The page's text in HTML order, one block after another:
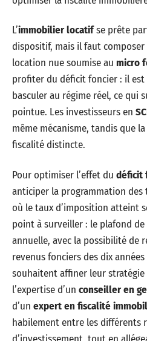
L’immobilier locatifse prête
dispositif, mais il faut composer
location nue soumise au micro
profiter du déficit foncier : il est
basculer au régime réel, ce qui
pointue. Les investisseurs en
même mécanisme, tandis que la
fiscalité distincte.
Pour optimiser l’effet du déficit
anticiper la programmation des
où le taux d’imposition atteint
point à surveiller : le plafond
annuelle, avec la possibilité de
revenus fonciers des dix
souhaitent affiner leur stratégie
l’expertise d’un conseiller en
d’un expert en fiscalité
habilement entre les différents